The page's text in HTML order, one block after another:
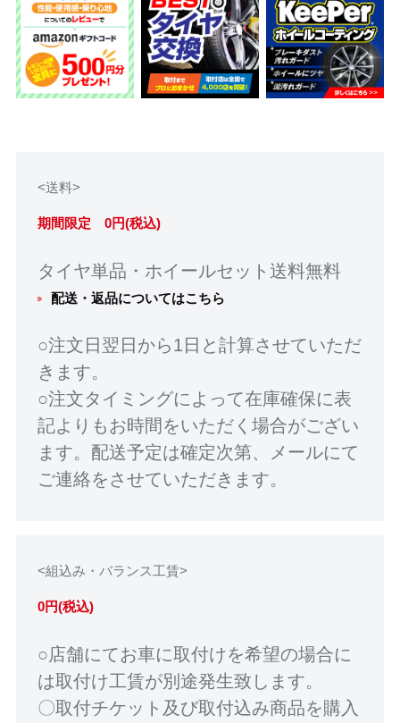
<送料>
期間限定 0円(税込)
タイヤ単品・ホイールセット送料無料
配送・返品についてはこちら
○注文日翌日から1日と計算させていただ
きます。
○注文タイミングによって在庫確保に表
記よりもお時間をいただく場合がござい
ます。配送予定は確定次第、メールにて
ご連絡をさせていただきます。
<組込み・バランス工賃>
0円(税込)
○店舗にてお車に取付けを希望の場合に
は取付け工賃が別途発生致します。
〇取付チケット及び取付込み商品を購入